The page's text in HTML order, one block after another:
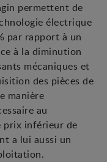
permettent de
électrique
par rapport à un
à la diminution
mécaniques et
des pièces de
manière
au
prix inférieur de
a lui aussi un